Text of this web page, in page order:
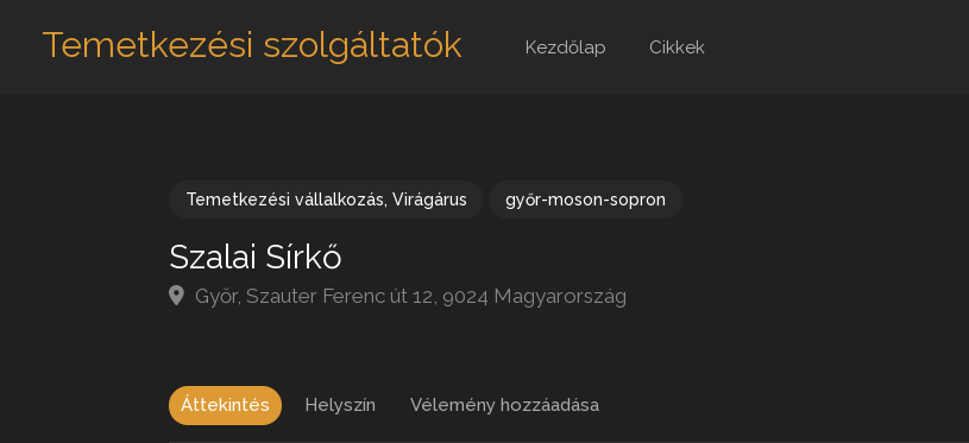
Temetkezési szolgáltatók Kezdőlap Cikkek
Temetkezési vállalkozás, Virágárus győr-moson-sopron
Szalai Sírkő
Győr, Szauter Ferenc út 12, 9024 Magyarország
Áttekintés Helyszín Vélemény hozzáadása